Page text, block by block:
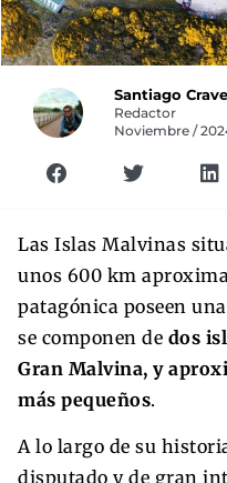
Santiago
Redactor
Noviembre /
Las Islas Malvinas
unos 600 km
patagónica poseen
se componen de dos
Gran Malvina, y
más pequeños.
A lo largo de su
disputado y de gran